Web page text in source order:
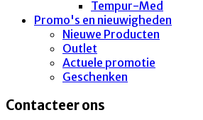
Tempur-Med
Promo's en nieuwigheden
Nieuwe Producten
Outlet
Actuele promotie
Geschenken
Contacteer ons